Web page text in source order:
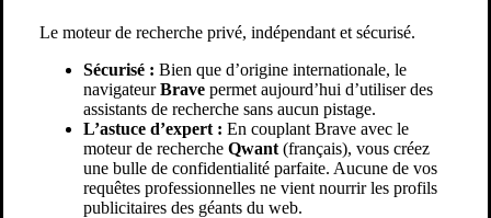
Le moteur de recherche privé, indépendant et sécurisé.
Sécurisé : Bien que d’origine internationale, le
navigateurBravepermet aujourd’hui d’utiliser des
assistants de recherche sans aucun pistage.
L’astuce d’expert : En couplant Brave avec le
moteur de recherche Qwant(français), vous créez
une bulle de confidentialité parfaite. Aucune de vos
requêtes professionnelles ne vient nourrir les profils
publicitaires des géants du web.